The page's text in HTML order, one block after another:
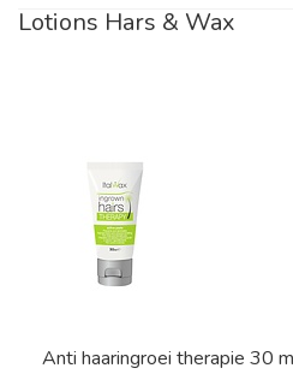
Lotions Hars & Wax
Anti haaringroei therapie 30